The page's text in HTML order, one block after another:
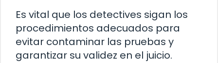
Es vital que los detectives sigan los
procedimientos adecuados para
evitar contaminar las pruebas y
garantizar su validez en el juicio.